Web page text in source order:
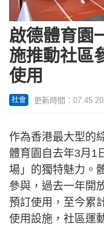
啟德體育園
施推動社區
使用
社會 更新時間：07:45
作為香港最大型的
體育園自去年3月1
場」的獨特魅力。
參與，過去一年開
預訂使用，至今累
使用設施，社區運